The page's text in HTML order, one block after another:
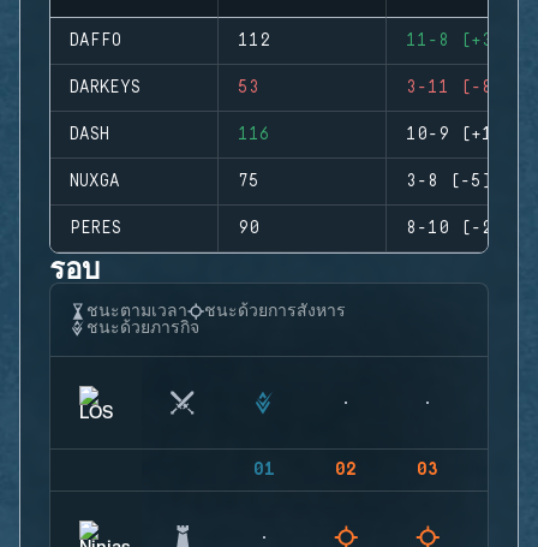
DAFFO 112 11-8 (+3)
DARKEYS 53 3-11 (-8)
DASH 116 10-9 (+1)
NUXGA 75 3-8 (-5)
PERES 90 8-10 (-2)
รอบ
ชนะตามเวลา
ชนะด้วยการสังหาร
ชนะด้วยภารกิจ
01 02 03